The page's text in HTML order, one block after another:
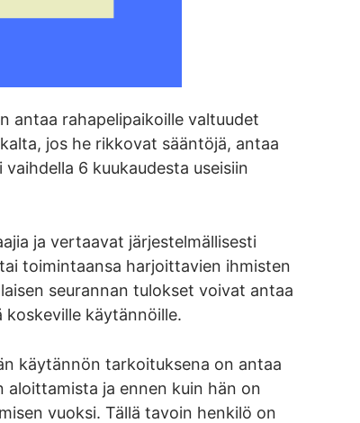
antaa rahapelipaikoille valtuudet
jos he rikkovat sääntöjä, antaa
6 kuukaudesta useisiin
ja vertaavat järjestelmällisesti
toimintaansa harjoittavien ihmisten
seurannan tulokset voivat antaa
käytännöille.
käytännön tarkoituksena on antaa
aloittamista ja ennen kuin hän on
vuoksi. Tällä tavoin henkilö on